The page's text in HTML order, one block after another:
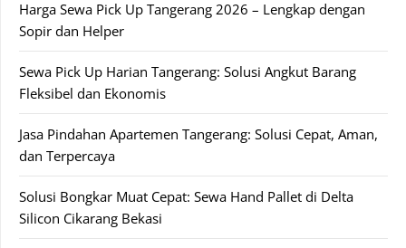
Harga Sewa Pick Up Tangerang 2026 – Lengkap dengan
Sopir dan Helper
Sewa Pick Up Harian Tangerang: Solusi Angkut Barang
Fleksibel dan Ekonomis
Jasa Pindahan Apartemen Tangerang: Solusi Cepat, Aman,
dan Terpercaya
Solusi Bongkar Muat Cepat: Sewa Hand Pallet di Delta
Silicon Cikarang Bekasi